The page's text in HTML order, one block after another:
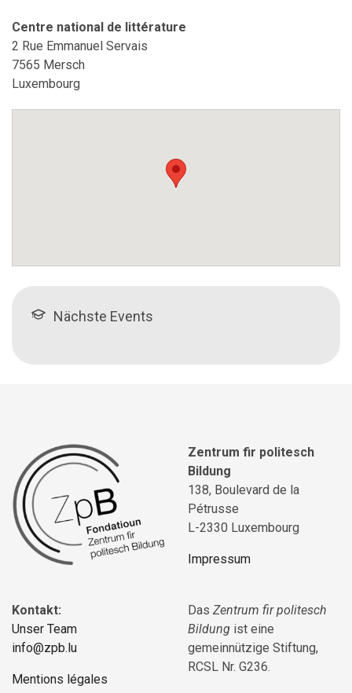
Centre national de littérature
2 Rue Emmanuel Servais
7565 Mersch
Luxembourg
Nächste Events
Zentrum fir politesch
Bildung
138, Boulevard de la
Pétrusse
L-2330 Luxembourg
Impressum
Kontakt:
Unser Team
info@zpb.lu
Mentions légales
Das Zentrum fir politesch
Bildung ist eine
gemeinnützige Stiftung,
RCSL Nr. G236.